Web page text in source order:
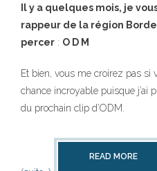
Il y a quelques mois, je
rappeur de la région
percer : O D M
Et bien, vous me croirez pas si
chance incroyable puisque j’ai
du prochain clip d’ODM.
READ MORE